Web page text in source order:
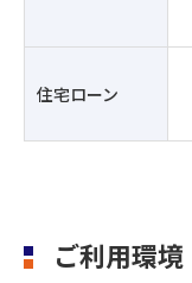
住宅ローン
ご利用環境